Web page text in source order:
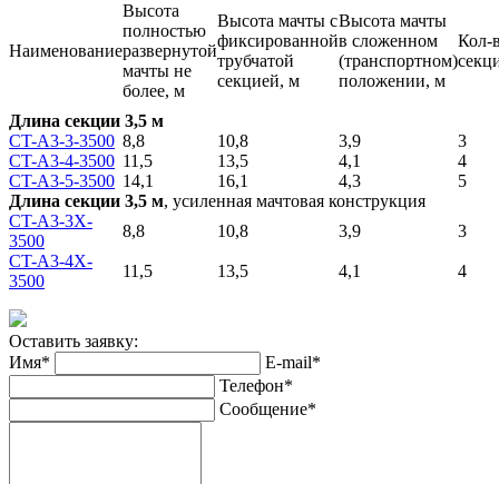
Наименование
Высота
полностью
развернутой
мачты не
более, м
Высота мачты с
фиксированной
трубчатой
секцией, м
Высота мачты
в сложенном
(транспортном)
положении, м
Кол-
Длина секции 3,5 м
CT-A3-3-3500 8,8 10,8 3,9
3
CT-A3-4-3500 11,5 13,5 4,1
4
CT-A3-5-3500 14,1 16,1 4,3
5
Длина секции 3,5 м, усиленная мачтовая конструкция
CT-A3-3X-
3500
8,8 10,8 3,9
3
CT-A3-4X-
3500
11,5 13,5 4,1 4
Оставить заявку:
Имя*
E-mail*
Телефон*
Сообщение*